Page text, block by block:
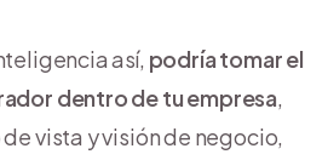
así, podría tomar el
dentro de tu empresa,
vista y visión de negocio,